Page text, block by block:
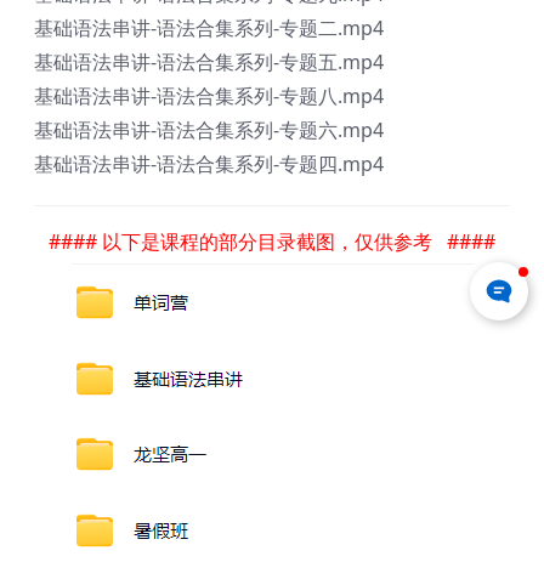
基础语法串讲-语法合集系列-专题二.mp4
基础语法串讲-语法合集系列-专题五.mp4
基础语法串讲-语法合集系列-专题八.mp4
基础语法串讲-语法合集系列-专题六.mp4
基础语法串讲-语法合集系列-专题四.mp4
#### 以下是课程的部分目录截图，仅供参考 ####